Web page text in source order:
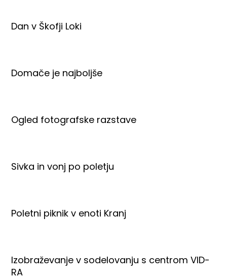
Dan v Škofji Loki
Domače je najboljše
Ogled fotografske razstave
Sivka in vonj po poletju
Poletni piknik v enoti Kranj
Izobraževanje v sodelovanju s centrom VID-
RA